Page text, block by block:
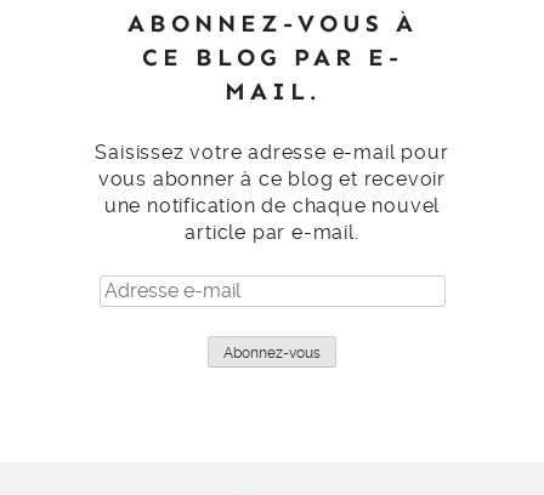
ABONNEZ-VOUS À
CE BLOG PAR E-
MAIL.
Saisissez votre adresse e-mail pour
vous abonner à ce blog et recevoir
une notification de chaque nouvel
article par e-mail.
Adresse
e-
Abonnez-vous